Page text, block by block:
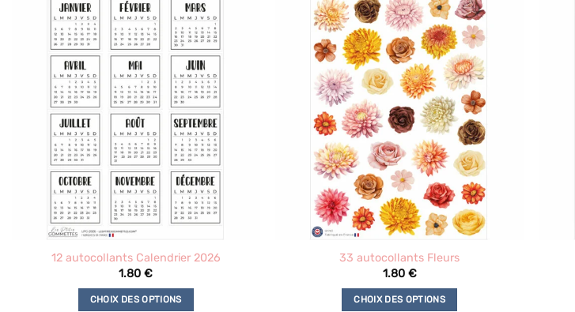
12 autocollants Calendrier 2026
1.80€
CHOIX DES OPTIONS
33 autocollants Fleurs
1.80 €
CHOIX DES OPTIONS